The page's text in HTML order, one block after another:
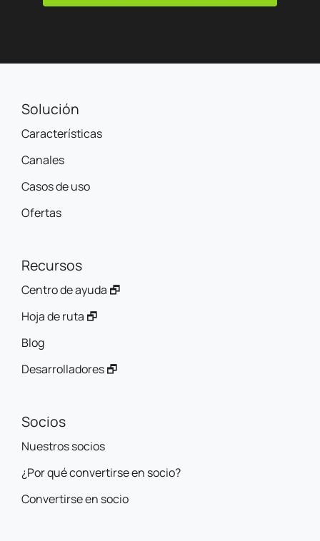
Solución
Características
Canales
Casos de uso
Ofertas
Recursos
Centro de ayuda 🗗
Hoja de ruta 🗗
Blog
Desarrolladores 🗗
Socios
Nuestros socios
¿Por qué convertirse en socio?
Convertirse en socio